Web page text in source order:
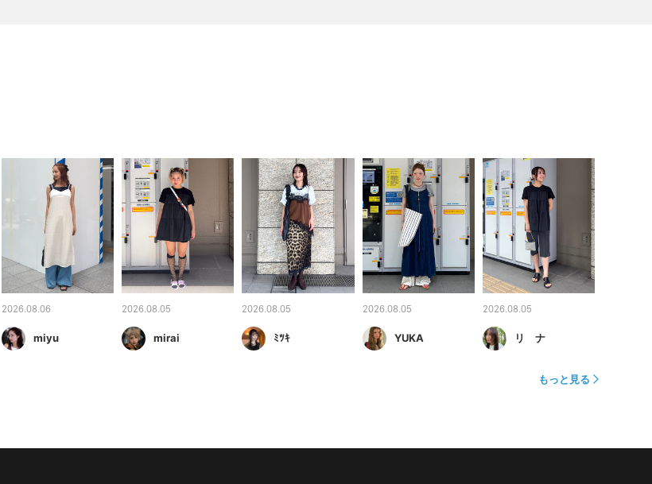
2026.08.06
miyu
2026.08.05
mirai
2026.08.05
ﾐﾂｷ
2026.08.05
YUKA
2026.08.05
リ ナ
もっと見る